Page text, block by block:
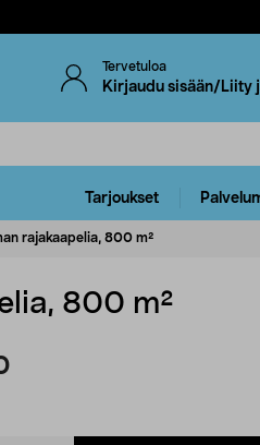
Tervetuloa
Kirjaudu sisään/Liity
Tarjoukset
rajakaapelia, 800 m²
800 m²